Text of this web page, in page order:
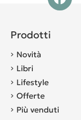
Prodotti
Novità
Libri
Lifestyle
Offerte
Più venduti